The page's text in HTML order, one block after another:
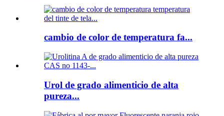
cambio de color de temperatura fa...
Urol de grado alimenticio de alta
pureza...